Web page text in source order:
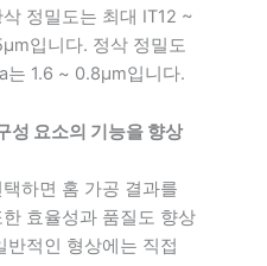
정밀도는 최대 IT12 ~
입니다. 정삭 정밀도
는 1.6 ~ 0.8μm입니다.
성 요소의 기능을 향상
하면 홈 가공 결과를
효율성과 품질도 향상
반적인 형상에는 직접